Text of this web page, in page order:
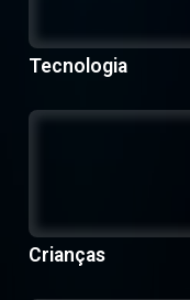
Tecnologia
Crianças